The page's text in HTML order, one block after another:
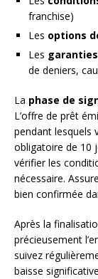
franchise)
Les options
Les
de deniers,
La phase de
L’offre de prêt
pendant lesquels
obligatoire de 10
vérifier les
nécessaire.
bien confirmée
Après la
précieusement
suivez
baisse